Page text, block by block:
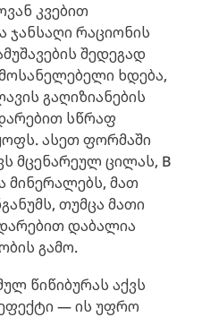
კვებით
ჯანსაღი რაციონის
შედეგად
ხდება,
გაღიზიანების
სწრაფ
ასეთ ფორმაში
მცენარეულ ცილას, B
მინერალებს, მათ
თუმცა მათი
დაბალია
გამო.
წიწიბურას აქვს
— ის უფრო